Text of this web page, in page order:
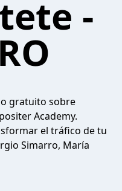
-
gratuito sobre
Academy.
el tráfico de tu
Simarro, María